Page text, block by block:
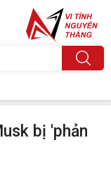
bị 'phản